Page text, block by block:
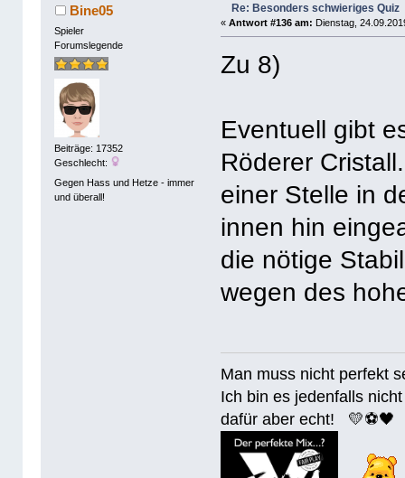
Bine05
Spieler
Forumslegende
Beiträge: 17352
Geschlecht:
Gegen Hass und Hetze - immer
und überall!
Re: Besonders schwieriges Quiz
«Antwort #136 am: Dienstag,
Zu 8)
Eventuell gibt
Röderer
einer Stelle in
innen hin
die nötige
wegen des
Man muss nicht
Ich bin es jedenfalls
dafür aber echt! 💛⚽️🖤